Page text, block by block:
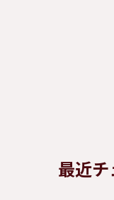
最近チ